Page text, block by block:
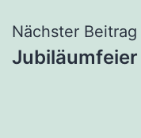
Nächster Beitrag
Jubiläumfeier